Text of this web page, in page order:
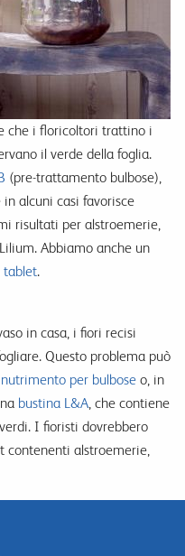
che i floricoltori trattino i
il verde della foglia.
(pre-trattamento bulbose),
alcuni casi favorisce
risultati per alstroemerie,
Abbiamo anche un
tablet.
in casa, i fiori recisi
Questo problema può
per bulbose o, in
bustina L&A, che contiene
I fioristi dovrebbero
contenenti alstroemerie,